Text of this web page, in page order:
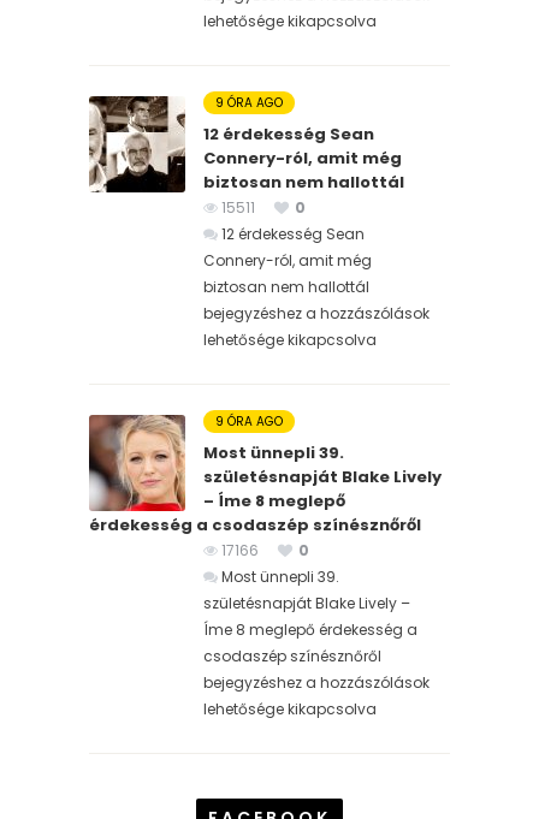
lehetősége kikapcsolva
9 ÓRA AGO
12 érdekesség Sean
Connery-ról, amit még
biztosan nem hallottál
15511
0
12 érdekesség Sean
Connery-ról, amit még
biztosan nem hallottál
bejegyzéshez a hozzászólások
lehetősége kikapcsolva
9 ÓRA AGO
Most ünnepli 39.
születésnapját Blake Lively
– Íme 8 meglepő
érdekesség a csodaszép színésznőről
17166
0
Most ünnepli 39.
születésnapját Blake Lively –
Íme 8 meglepő érdekesség a
csodaszép színésznőről
bejegyzéshez a hozzászólások
lehetősége kikapcsolva